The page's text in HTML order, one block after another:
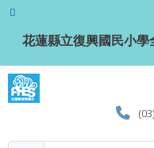
跳至主內容區
花蓮縣立復興
花蓮縣立復興國民小學